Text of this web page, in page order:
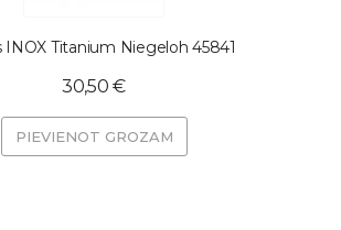
INOX Titanium Niegeloh 45841
30,50 €
PIEVIENOT GROZAM